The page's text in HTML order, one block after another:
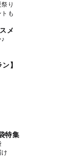
り
も
メ
】
特集